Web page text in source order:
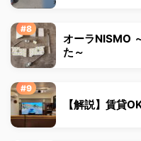
オーラNISMO
た～
【解説】賃貸